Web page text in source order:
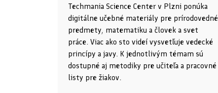
Techmania Science Center v Plzni ponúka
digitálne učebné materiály pre prírodovedné
predmety, matematiku a človek a svet
práce. Viac ako sto videí vysvetľuje vedecké
princípy a javy. K jednotlivým témam sú
dostupné aj metodiky pre učiteľa a pracovné
listy pre žiakov.